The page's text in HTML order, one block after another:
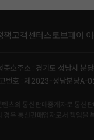
책고객센터스토브페이
준호주소 : 경기도 성남시 분
번호 : 제2023-성남분당A-
츠의 통신판매중개자로 통신
우 통신판매업자로서 책임을